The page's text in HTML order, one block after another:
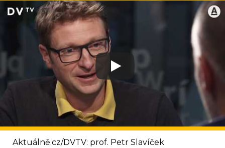
Aktuálně.cz/DVTV: prof. Petr Slavíček